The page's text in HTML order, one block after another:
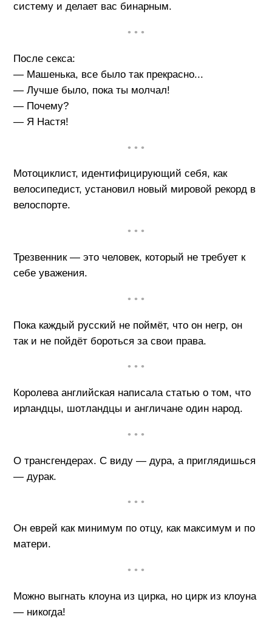
систему и делает вас бинарным.
• • •
После секса:
— Машенька, все было так прекрасно...
— Лучше было, пока ты молчал!
— Почему?
— Я Настя!
• • •
Мотоциклист, идентифицирующий себя, как
велосипедист, установил новый мировой рекорд в
велоспорте.
• • •
Трезвенник — это человек, который не требует к
себе уважения.
• • •
Пока каждый русский не поймёт, что он негр, он
так и не пойдёт бороться за свои права.
• • •
Королева английская написала статью о том, что
ирландцы, шотландцы и англичане один народ.
• • •
О трансгендерах. С виду — дура, а приглядишься
— дурак.
• • •
Он еврей как минимум по отцу, как максимум и по
матери.
• • •
Можно выгнать клоуна из цирка, но цирк из клоуна
— никогда!